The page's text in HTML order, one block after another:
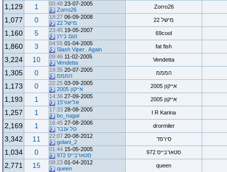
Zorro26
23-07-2005
00:48
Zorro26
1
1,129
מישל 22 06-09-2008
18:27
מישל 22
0
1,077
69cool
19-05-2007
23:45
נעם בירנ
5
1,160
fat fish
01-04-2005
04:55
Slash Viper.. Again
3
1,860
Vendetta
11-02-2005
09:46
Vendetta
10
3,224
המממ 20-07-2005
19:35
המממ
0
1,305
אייקון 2005 03-09-2005
22:25
אייקון 2005
0
1,173
אייקון 2005 27-09-2005
14:36
אליאור15
1
1,193
I R Karina
28-08-2005
17:33
bo_nagar
1
1,257
drormiler
27-08-2006
16:45
טל ענבר
1
2,169
סירפד 20-08-2012
22:07
golani_2
11
3,342
סטארבייס 972 15-05-2005
01:44
סטארבייס 972
0
1,034
queen
01-04-2012
08:23
queen
15
2,771